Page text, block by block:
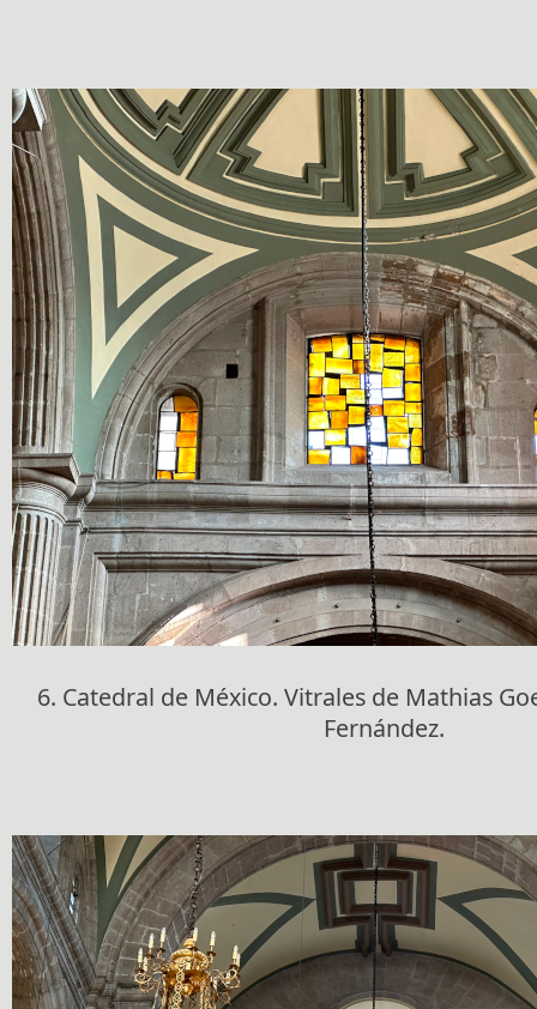
6. Catedral de México. Vitrales de Mathias
Fernández.